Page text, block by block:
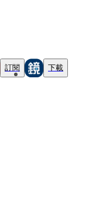
訂閱 下載